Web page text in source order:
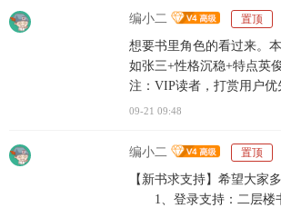
编小二 置顶
想要书里角色的看过来。
如张三+性格沉稳+特点英
注：VIP读者，打赏用户优
09-21 09:48
编小二 置顶
【新书求支持】希望大家
1、登录支持：二层楼书